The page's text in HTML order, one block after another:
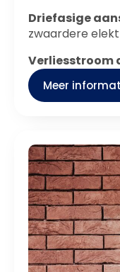
Driefasige
zwaardere
Verliesstroom
Meer